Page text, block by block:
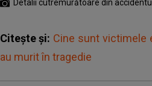
Detalii cutremurătoare din
Citește și: Cine sunt victimele
au murit în tragedie